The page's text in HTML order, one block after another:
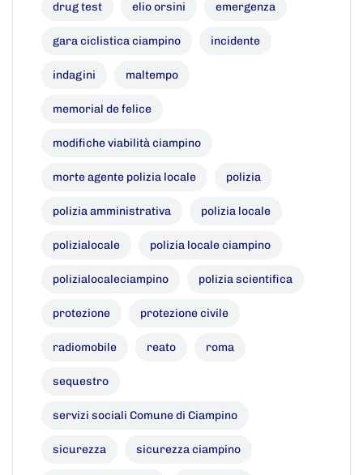
drug test elio orsini emergenza
gara ciclistica ciampino incidente
indagini maltempo
memorial de felice
modifiche viabilità ciampino
morte agente polizia locale polizia
polizia amministrativa polizia locale
polizialocale polizia locale ciampino
polizialocaleciampino polizia scientifica
protezione protezione civile
radiomobile reato roma
sequestro
servizi sociali Comune di Ciampino
sicurezza sicurezza ciampino